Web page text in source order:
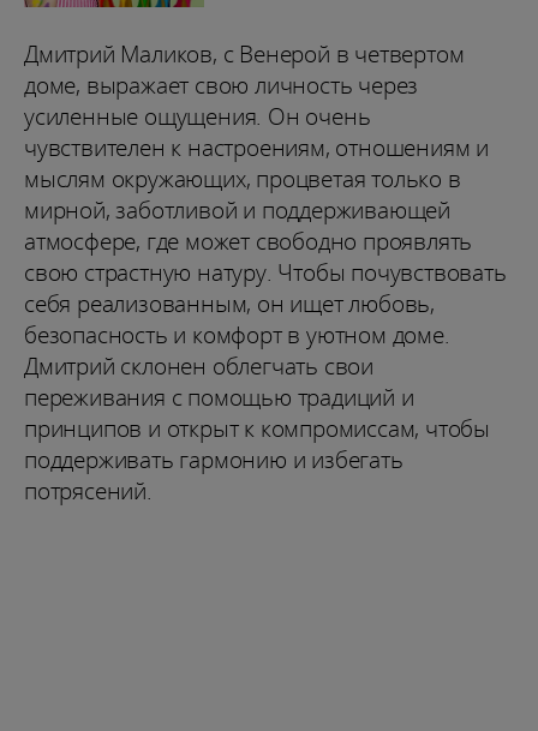
Дмитрий Маликов, с Венерой в четвертом
доме, выражает свою личность через
усиленные ощущения. Он очень
чувствителен к настроениям, отношениям и
мыслям окружающих, процветая только в
мирной, заботливой и поддерживающей
атмосфере, где может свободно проявлять
свою страстную натуру. Чтобы почувствовать
себя реализованным, он ищет любовь,
безопасность и комфорт в уютном доме.
Дмитрий склонен облегчать свои
переживания с помощью традиций и
принципов и открыт к компромиссам, чтобы
поддерживать гармонию и избегать
потрясений.